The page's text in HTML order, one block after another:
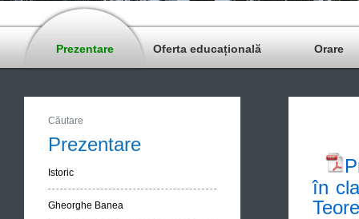
Prezentare Oferta educațională Orare
Căutare
Prezentare
Istoric
Gheorghe Banea
în